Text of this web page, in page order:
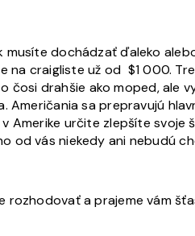
dochádzať ďaleko
na craigliste už od $1 000.
drahšie ako moped, ale
sa prepravujú
Amerike určite zlepšíte
od vás niekedy ani nebudú
rozhodovať a prajeme vám